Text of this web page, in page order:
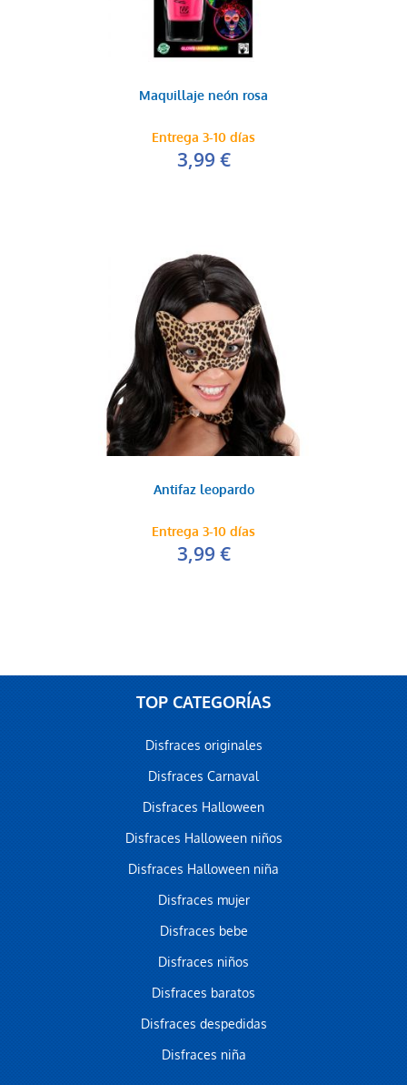
Maquillaje neón rosa
Entrega 3-10 días
3,99 €
Antifaz leopardo
Entrega 3-10 días
3,99 €
TOP CATEGORÍAS
Disfraces originales
Disfraces Carnaval
Disfraces Halloween
Disfraces Halloween niños
Disfraces Halloween niña
Disfraces mujer
Disfraces bebe
Disfraces niños
Disfraces baratos
Disfraces despedidas
Disfraces niña